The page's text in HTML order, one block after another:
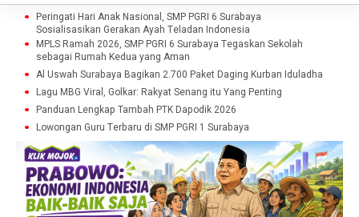
Peringati Hari Anak Nasional, SMP PGRI 6 Surabaya
Sosialisasikan Gerakan Ayah Teladan Indonesia
MPLS Ramah 2026, SMP PGRI 6 Surabaya Tegaskan Sekolah
sebagai Rumah Kedua yang Aman
Al Uswah Surabaya Bagikan 2.700 Paket Daging Kurban Iduladha
Lagu MBG Viral, Golkar: Rakyat Senang itu Yang Penting
Panduan Lengkap Tambah PTK Dapodik 2026
Lowongan Guru Terbaru di SMP PGRI 1 Surabaya